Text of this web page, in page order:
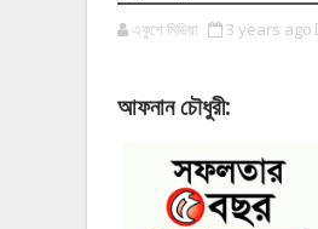
একুশে মিডিয়া 3 years ago
আফনান চৌধুরী: